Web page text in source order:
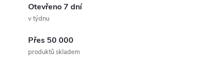
Otevřeno 7 dní
v týdnu
Přes 50 000
produktů skladem